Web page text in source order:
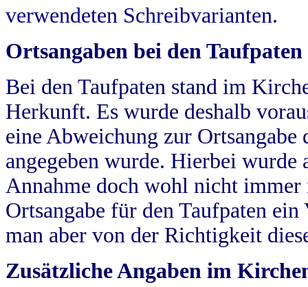
verwendeten Schreibvarianten.
Ortsangaben bei den Taufpaten
Bei den Taufpaten stand im
Herkunft. Es wurde deshalb
eine Abweichung zur
angegeben wurde. Hierbei wurde
Annahme doch wohl nicht
Ortsangabe für den Taufpaten
man aber von der Richtigkeit
Zusätzliche Angaben im